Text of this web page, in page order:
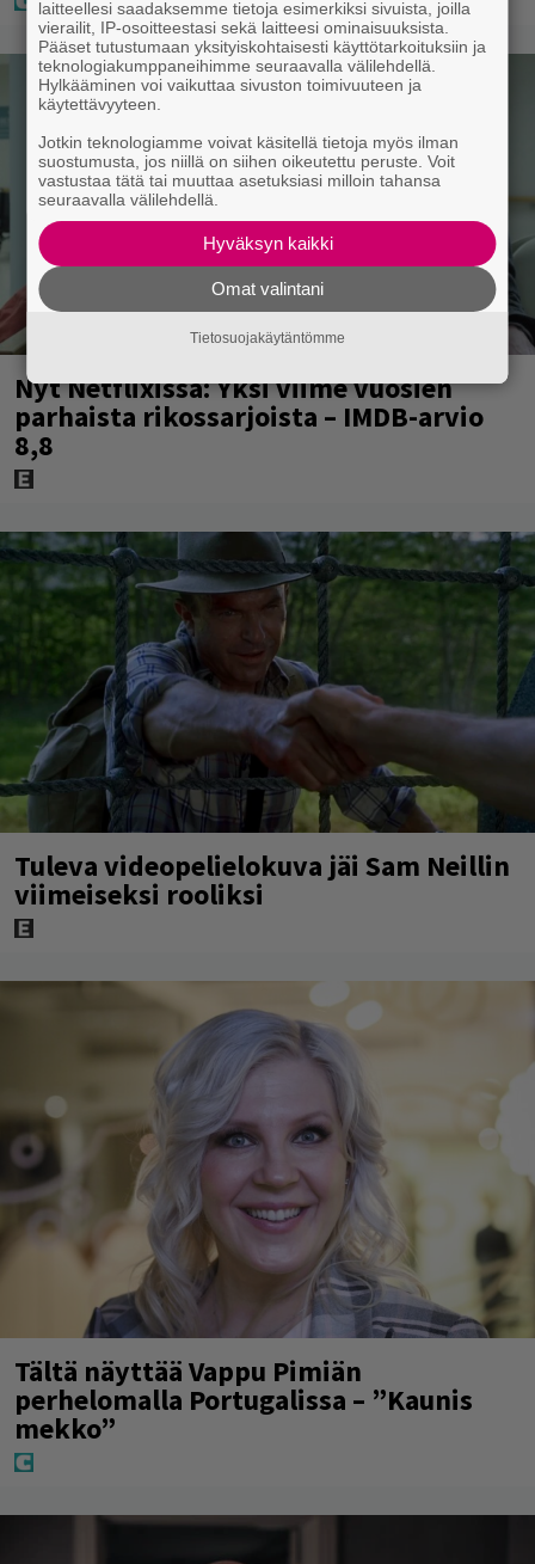
Nyt Netflixissä: Yksi viime vuosien
parhaista rikossarjoista – IMDB-arvio
8,8
Tuleva videopelielokuva jäi Sam Neillin
viimeiseksi rooliksi
Tältä näyttää Vappu Pimiän
perhelomalla Portugalissa – ”Kaunis
mekko”
laitteellesi saadaksemme tietoja esimerkiksi sivuista, joilla
vierailit, IP-osoitteestasi sekä laitteesi ominaisuuksista.
Pääset tutustumaan yksityiskohtaisesti käyttötarkoituksiin ja
teknologiakumppaneihimme seuraavalla välilehdellä.
Hylkääminen voi vaikuttaa sivuston toimivuuteen ja
käytettävyyteen.
Jotkin teknologiamme voivat käsitellä tietoja myös ilman
suostumusta, jos niillä on siihen oikeutettu peruste. Voit
vastustaa tätä tai muuttaa asetuksiasi milloin tahansa
seuraavalla välilehdellä.
Hyväksyn kaikki
Omat valintani
Tietosuojakäytäntömme